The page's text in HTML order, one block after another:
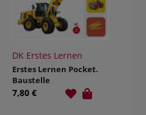
DK Erstes Lernen
Erstes Lernen Pocket.
Baustelle
7,80 €